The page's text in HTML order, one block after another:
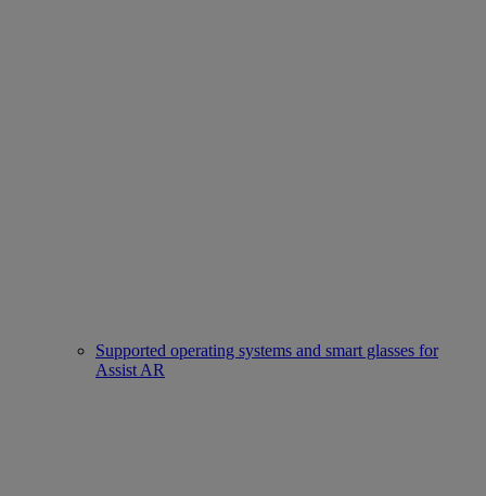
Supported operating systems and smart glasses for
Assist AR